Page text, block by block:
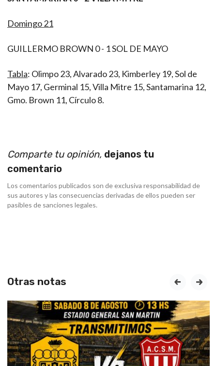
Domingo 21
GUILLERMO BROWN 0 - 1 SOL DE MAYO
Tabla: Olimpo 23, Alvarado 23, Kimberley 19, Sol de
Mayo 17, Germinal 15, Villa Mitre 15, Santamarina 12,
Gmo. Brown 11, Círculo 8.
Comparte tu opinión, dejanos tu
comentario
Los comentarios publicados son de exclusiva responsabilidad de
sus autores y las consecuencias derivadas de ellos pueden ser
pasibles de sanciones legales.
Otras notas prev next